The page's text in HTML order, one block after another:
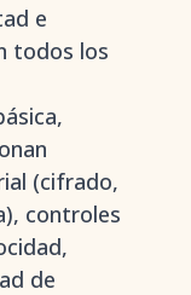
e
todos los
(cifrado,
controles
de